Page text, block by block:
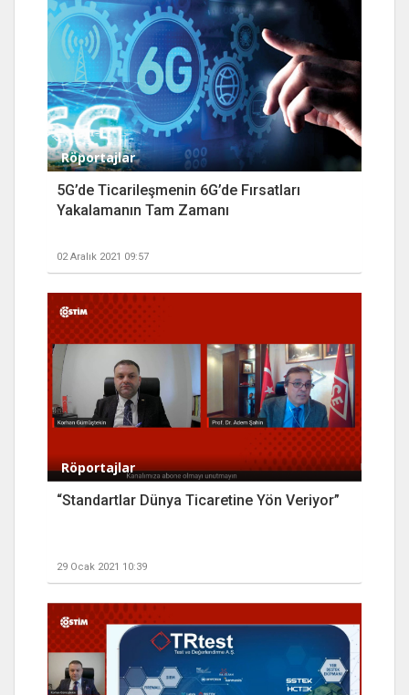
Röportajlar
5G’de Ticarileşmenin 6G’de Fırsatları
Yakalamanın Tam Zamanı
02 Aralık 2021 09:57
Röportajlar
“Standartlar Dünya Ticaretine Yön Veriyor”
29 Ocak 2021 10:39